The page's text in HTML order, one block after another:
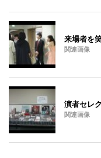
来場者を
関連画像
演者セレ
関連画像